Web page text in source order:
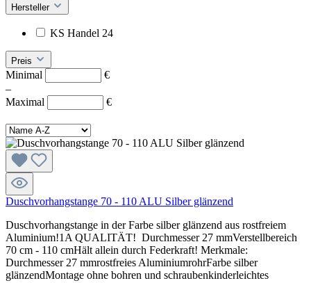
Hersteller
KS Handel 24
Preis
Minimal
€
–
Maximal
€
Duschvorhangstange 70 - 110 ALU Silber glänzend
Duschvorhangstange in der Farbe silber glänzend aus rostfreiem
Aluminium!1A QUALITÄT! Durchmesser 27 mmVerstellbereich
70 cm - 110 cmHält allein durch Federkraft! Merkmale:
Durchmesser 27 mmrostfreies AluminiumrohrFarbe silber
glänzendMontage ohne bohren und schraubenkinderleichtes